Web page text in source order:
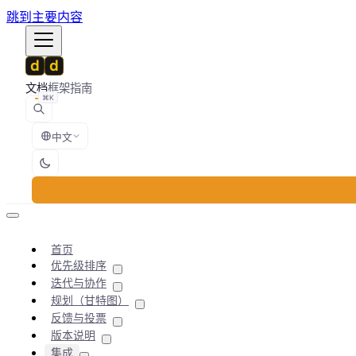
跳到主要内容
文档框架指南
⌘K
中文
首页
优先级排序
迭代与协作
规划（甘特图）
反馈与投票
版本说明
集成